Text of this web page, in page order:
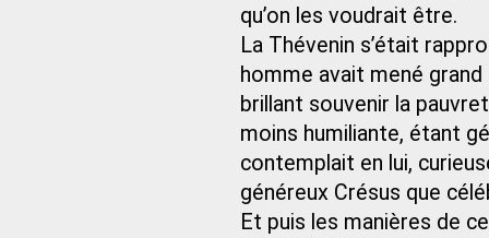
qu’on les voudrait être.
La Thévenin s’était
homme avait mené
brillant souvenir la
moins humiliante, étant
contemplait en lui,
généreux Crésus que
Et puis les manières de